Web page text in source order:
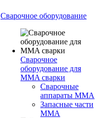
Сварочное оборудование
Сварочное
оборудование для
MMA сварки
Сварочные
аппараты MMA
Запасные части
MMA